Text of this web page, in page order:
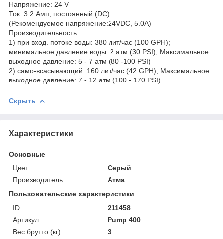
Напряжение: 24 V
Ток: 3.2 Амп, постоянный (DC)
(Рекомендуемое напряжение:24VDC, 5.0A)
Производительность:
1) при вход. потоке воды: 380 лит/час (100 GPH);
минимальное давление воды: 2 атм (30 PSI); Максимальное
выходное давление: 5 - 7 атм (80 -100 PSI)
2) само-всасывающий: 160 лит/час (42 GPH); Максимальное
выходное давление: 7 - 12 атм (100 - 170 PSI)
Скрыть
Характеристики
Основные
Цвет
Серый
Производитель
Атма
Пользовательские характеристики
ID
211458
Артикул
Pump 400
Вес брутто (кг)
3